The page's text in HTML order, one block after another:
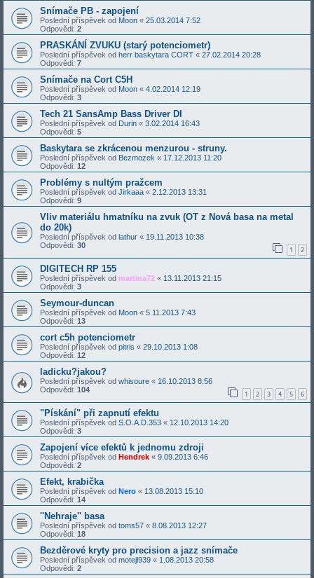
Snímače PB - zapojení
Poslední příspěvek od Moon « 25.03.2014 7:52
Odpovědi: 2
PRASKÁNÍ ZVUKU (starý potenciometr)
Poslední příspěvek od herr baskytara CORT « 27.02.2014 20:28
Odpovědi: 7
Snímače na Cort C5H
Poslední příspěvek od Moon « 4.02.2014 12:19
Odpovědi: 3
Tech 21 SansAmp Bass Driver DI
Poslední příspěvek od Durin « 3.02.2014 16:43
Odpovědi: 5
Baskytara se zkrácenou menzurou - struny.
Poslední příspěvek od Bezmozek « 17.12.2013 11:20
Odpovědi: 12
Problémy s nultým pražcem
Poslední příspěvek od Jirkaaa « 2.12.2013 13:31
Odpovědi: 9
Vliv materiálu hmatníku na zvuk (OT z Nová basa na metal
do 20k)
Poslední příspěvek od lathur « 19.11.2013 10:38
Odpovědi: 30 1 2
DIGITECH RP 155
Poslední příspěvek od martina72 « 13.11.2013 21:15
Odpovědi: 3
Seymour-duncan
Poslední příspěvek od Moon « 5.11.2013 7:43
Odpovědi: 13
cort c5h potenciometr
Poslední příspěvek od pitris « 29.10.2013 1:08
Odpovědi: 12
ladicku?jakou?
Poslední příspěvek od whisoure « 16.10.2013 8:56
Odpovědi: 104 1 2 3 4 5 6
"Pískání" při zapnutí efektu
Poslední příspěvek od S.O.A.D.353 « 12.10.2013 14:20
Odpovědi: 3
Zapojení více efektů k jednomu zdroji
Poslední příspěvek od Hendrek « 9.09.2013 6:46
Odpovědi: 2
Efekt, krabička
Poslední příspěvek od Nero « 13.08.2013 15:10
Odpovědi: 14
''Nehraje'' basa
Poslední příspěvek od toms57 « 8.08.2013 12:27
Odpovědi: 18
Bezděrové kryty pro precision a jazz snímače
Poslední příspěvek od motejl939 « 1.08.2013 20:58
Odpovědi: 2